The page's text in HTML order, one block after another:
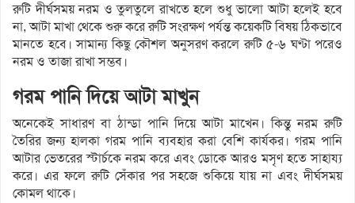
রুটি দীর্ঘসময় নরম ও তুলতুলে রাখতে হলে শুধু ভালো আটা হলেই হবে
না, আটা মাখা থেকে শুরু করে রুটি সংরক্ষণ পর্যন্ত কয়েকটি বিষয় ঠিকভাবে
মানতে হবে। সামান্য কিছু কৌশল অনুসরণ করলে রুটি ৫-৬ ঘণ্টা পরেও
নরম ও তাজা রাখা সম্ভব।
গরম পানি দিয়ে আটা মাখুন
অনেকেই সাধারণ বা ঠান্ডা পানি দিয়ে আটা মাখেন। কিন্তু নরম রুটি
তৈরির জন্য হালকা গরম পানি ব্যবহার করা বেশি কার্যকর। গরম পানি
আটার ভেতরের স্টার্চকে নরম করে এবং ডোকে আরও মসৃণ হতে সাহায্য
করে। এর ফলে রুটি সেঁকার পর সহজে শুকিয়ে যায় না এবং দীর্ঘসময়
কোমল থাকে।